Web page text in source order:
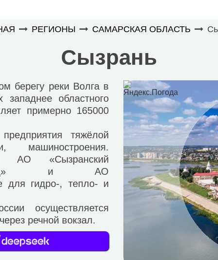
РЕГИОНЫ САМАРСКАЯ ОБЛАСТЬ
Сызрань
берегу реки Волга в
областного
примерно 165000
тяжёлой
машиностроения.
АО «Сызранский
завод» и АО
для гидро-, тепло- и
осуществляется
речной вокзал.